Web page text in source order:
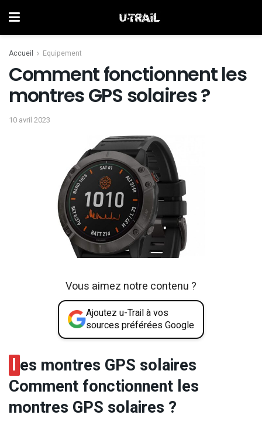
Accueil Equipement
Comment fonctionnent les
montres GPS solaires ?
10 avril 2023
Vous aimez notre contenu ?
Ajoutez u-Trail à vos
sources préférées Google
l es montres GPS solaires
Comment fonctionnent les
montres GPS solaires ?